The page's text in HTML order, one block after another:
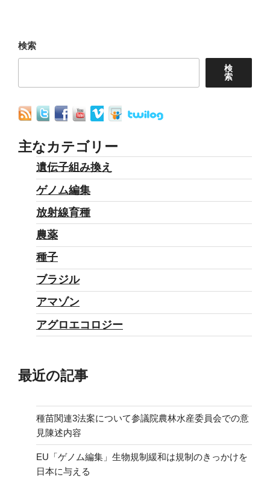
ョ
検索
検
索
主なカテゴリー
遺伝子組み換え
ゲノム編集
放射線育種
農薬
種子
ブラジル
アマゾン
アグロエコロジー
最近の記事
種苗関連3法案について参議院農林水産委員会での意
見陳述内容
EU「ゲノム編集」生物規制緩和は規制のきっかけを
日本に与える